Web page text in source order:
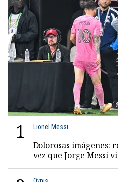
1 Lionel Messi
Dolorosas imágenes:
vez que Jorge Messi